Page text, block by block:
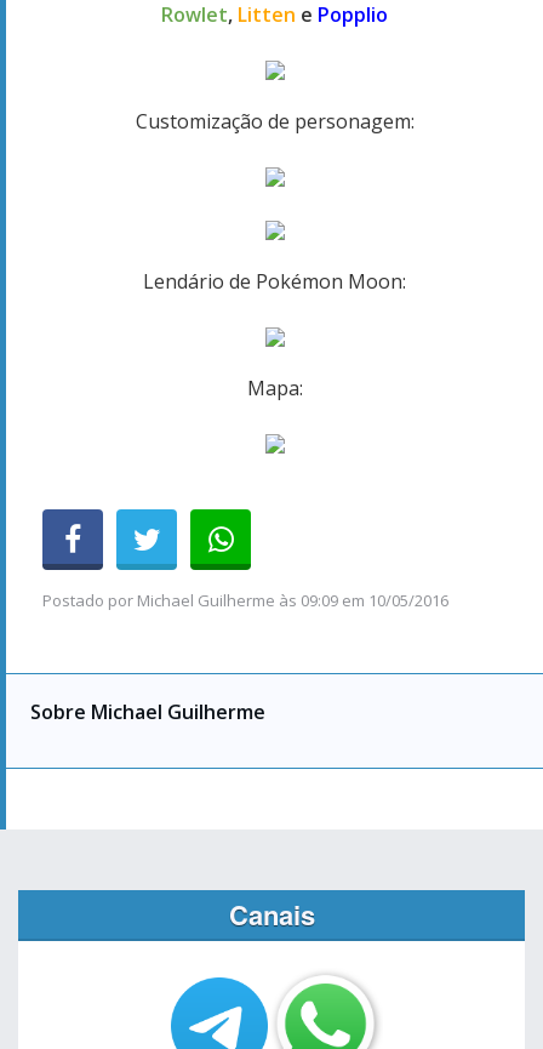
Rowlet, Litten e Popplio
Customização de personagem:
Lendário de Pokémon Moon:
Mapa:
Postado por Michael Guilherme às 09:09 em 10/05/2016
Sobre Michael Guilherme
Canais